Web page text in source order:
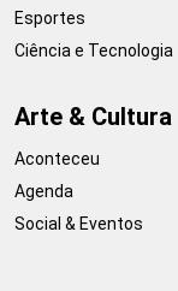
Esportes
Ciência e Tecnologia
Arte & Cultura
Aconteceu
Agenda
Social & Eventos